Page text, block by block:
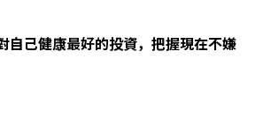
自己健康最好的投資，把握現在不嫌